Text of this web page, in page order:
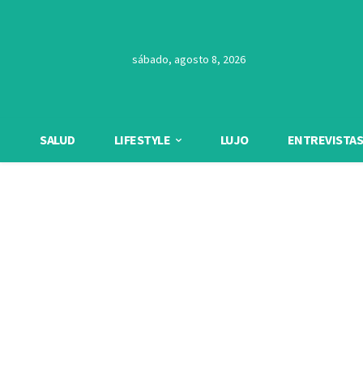
sábado, agosto 8, 2026
SALUD LIFESTYLE LUJO ENTREVISTAS